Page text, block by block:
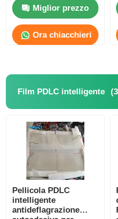
Fatory Tour
Contattaci
notizie
Tutti i casi
Richiedere un preventivo
Film di protezione della
per auto adesivo forte
Miglior prezzo
Ora chiacchieri
Film PDLC intelligente
Pellicola PDLC
intelligente
antideflagrazione